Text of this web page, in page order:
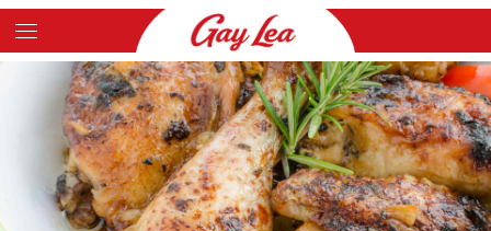
Skip
to
content
Content